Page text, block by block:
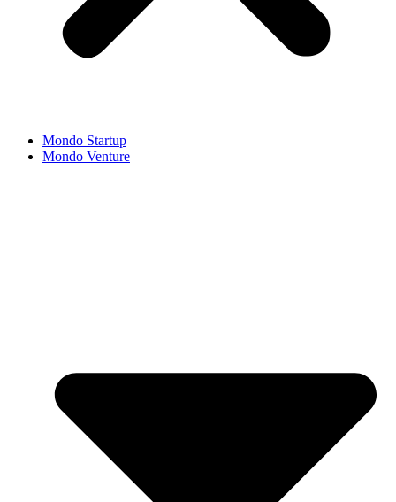
Mondo Startup
Mondo Venture